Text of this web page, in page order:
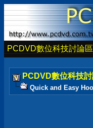
PCDVD數位科技討論區
PCDVD數位科技
Quick and Easy